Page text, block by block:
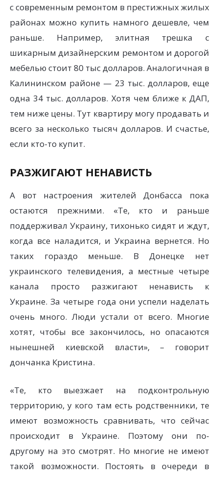
с современным ремонтом в престижных жилых
районах можно купить намного дешевле, чем
раньше. Например, элитная трешка с
шикарным дизайнерским ремонтом и дорогой
мебелью стоит 80 тыс долларов. Аналогичная в
Калининском районе — 23 тыс. долларов, еще
одна 34 тыс. долларов. Хотя чем ближе к ДАП,
тем ниже цены. Тут квартиру могу продавать и
всего за несколько тысяч долларов. И счастье,
если кто-то купит.
РАЗЖИГАЮТ НЕНАВИСТЬ
А вот настроения жителей Донбасса пока
остаются прежними. «Те, кто и раньше
поддерживал Украину, тихонько сидят и ждут,
когда все наладится, и Украина вернется. Но
таких гораздо меньше. В Донецке нет
украинского телевидения, а местные четыре
канала просто разжигают ненависть к
Украине. За четыре года они успели наделать
очень много. Люди устали от всего. Многие
хотят, чтобы все закончилось, но опасаются
нынешней киевской власти», – говорит
дончанка Кристина.
«Те, кто выезжает на подконтрольную
территорию, у кого там есть родственники, те
имеют возможность сравнивать, что сейчас
происходит в Украине. Поэтому они по-
другому на это смотрят. Но многие не имеют
такой возможности. Постоять в очереди в